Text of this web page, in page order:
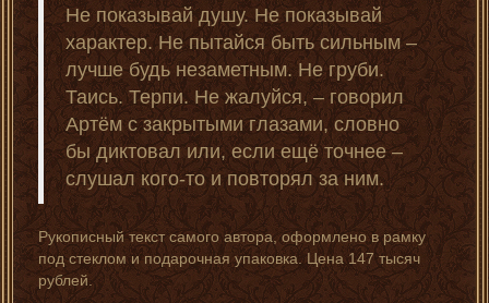
Не показывай душу. Не показывай
характер. Не пытайся быть сильным –
лучше будь незаметным. Не груби.
Таись. Терпи. Не жалуйся, – говорил
Артём с закрытыми глазами, словно
бы диктовал или, если ещё точнее –
слушал кого-то и повторял за ним.
Рукописный текст самого автора, оформлено в рамку
под стеклом и подарочная упаковка. Цена 147 тысяч
рублей.